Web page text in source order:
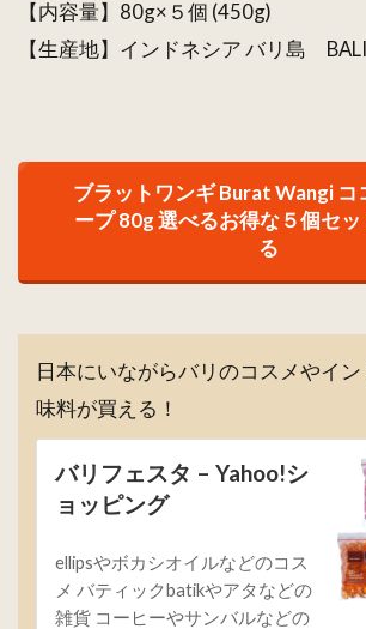
【内容量】80g×５個 (450g)
【生産地】インドネシア バリ島 BALI
ブラットワンギ Burat Wangi コ
ープ 80g 選べるお得な５個セ
る
日本にいながらバリのコスメやイ
味料が買える！
バリフェスタ – Yahoo!シ
ョッピング
ellipsやボカシオイルなどのコス
メ バティックbatikやアタなどの
雑貨 コーヒーやサンバルなどの